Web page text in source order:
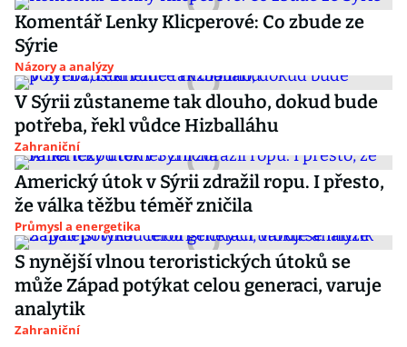
Komentář Lenky Klicperové: Co zbude ze
Sýrie
Názory a analýzy
V Sýrii zůstaneme tak dlouho, dokud bude
potřeba, řekl vůdce Hizballáhu
Zahraniční
Americký útok v Sýrii zdražil ropu. I přesto,
že válka těžbu téměř zničila
Průmysl a energetika
S nynější vlnou teroristických útoků se
může Západ potýkat celou generaci, varuje
analytik
Zahraniční